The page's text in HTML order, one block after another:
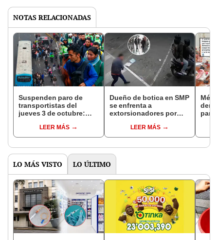
NOTAS RELACIONADAS
Suspenden paro de
transportistas del
jueves 3 de octubre:
Callao señala que
“ningún gremio acatará
LEER MÁS
Dueño de botica en SMP
se enfrenta a
extorsionadores por
S/1.000: "¿Quieres
matarme? Dispara"
LEER MÁS
LO MÁS VISTO LO ÚLTIMO